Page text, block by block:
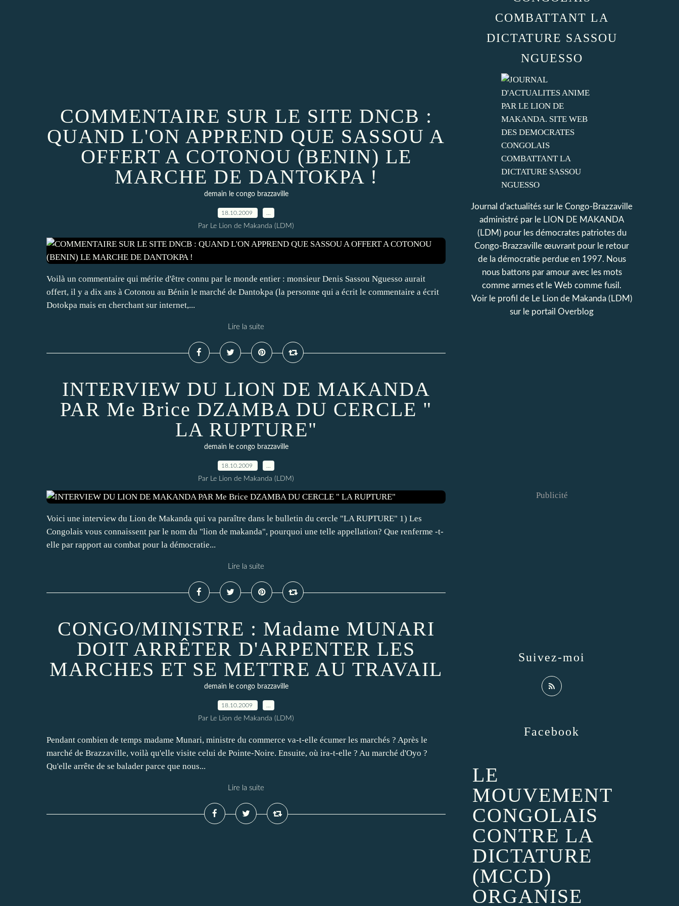
COMMENTAIRE SUR LE SITE DNCB :
QUAND L'ON APPREND QUE SASSOU A
OFFERT A COTONOU (BENIN) LE
MARCHE DE DANTOKPA !
demain le congo brazzaville
18.10.2009
Par Le Lion de Makanda (LDM)
Voilà un commentaire qui mérite d'être connu par le monde entier : monsieur Denis Sassou Nguesso aurait
offert, il y a dix ans à Cotonou au Bénin le marché de Dantokpa (la personne qui a écrit le commentaire a écrit
Dotokpa mais en cherchant sur internet,...
Lire la suite
INTERVIEW DU LION DE MAKANDA
PAR Me Brice DZAMBA DU CERCLE "
LA RUPTURE"
demain le congo brazzaville
18.10.2009
Par Le Lion de Makanda (LDM)
Voici une interview du Lion de Makanda qui va paraître dans le bulletin du cercle "LA RUPTURE" 1) Les
Congolais vous connaissent par le nom du "lion de makanda", pourquoi une telle appellation? Que renferme -t-
elle par rapport au combat pour la démocratie...
Lire la suite
CONGO/MINISTRE : Madame MUNARI
DOIT ARRÊTER D'ARPENTER LES
MARCHES ET SE METTRE AU TRAVAIL
demain le congo brazzaville
18.10.2009
Par Le Lion de Makanda (LDM)
Pendant combien de temps madame Munari, ministre du commerce va-t-elle écumer les marchés ? Après le
marché de Brazzaville, voilà qu'elle visite celui de Pointe-Noire. Ensuite, où ira-t-elle ? Au marché d'Oyo ?
Qu'elle arrête de se balader parce que nous...
Lire la suite
COMBATTANT LA
DICTATURE SASSOU
NGUESSO
Journal d'actualités sur le Congo-Brazzaville
administré par le LION DE MAKANDA
(LDM) pour les démocrates patriotes du
Congo-Brazzaville œuvrant pour le retour
de la démocratie perdue en 1997. Nous
nous battons par amour avec les mots
comme armes et le Web comme fusil.
Voir le profil de Le Lion de Makanda (LDM)
sur le portail Overblog
Suivez-moi
Facebook
LE
MOUVEMENT
CONGOLAIS
CONTRE LA
DICTATURE
(MCCD)
ORGANISE
Publicité